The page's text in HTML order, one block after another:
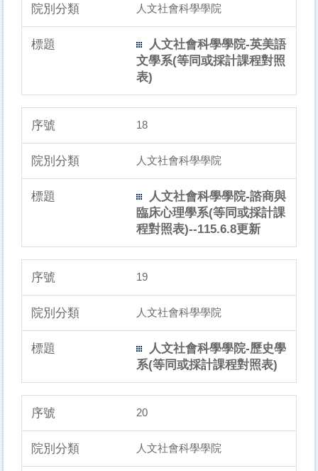
人文社會科學學院
人文社會科學學院-英美語
文學系(等同或採計課程對照
表)
18
人文社會科學學院
人文社會科學學院-諮商與
臨床心理學系(等同或採計課
程對照表)--115.6.8更新
19
人文社會科學學院
人文社會科學學院-歷史學
系(等同或採計課程對照表)
20
人文社會科學學院